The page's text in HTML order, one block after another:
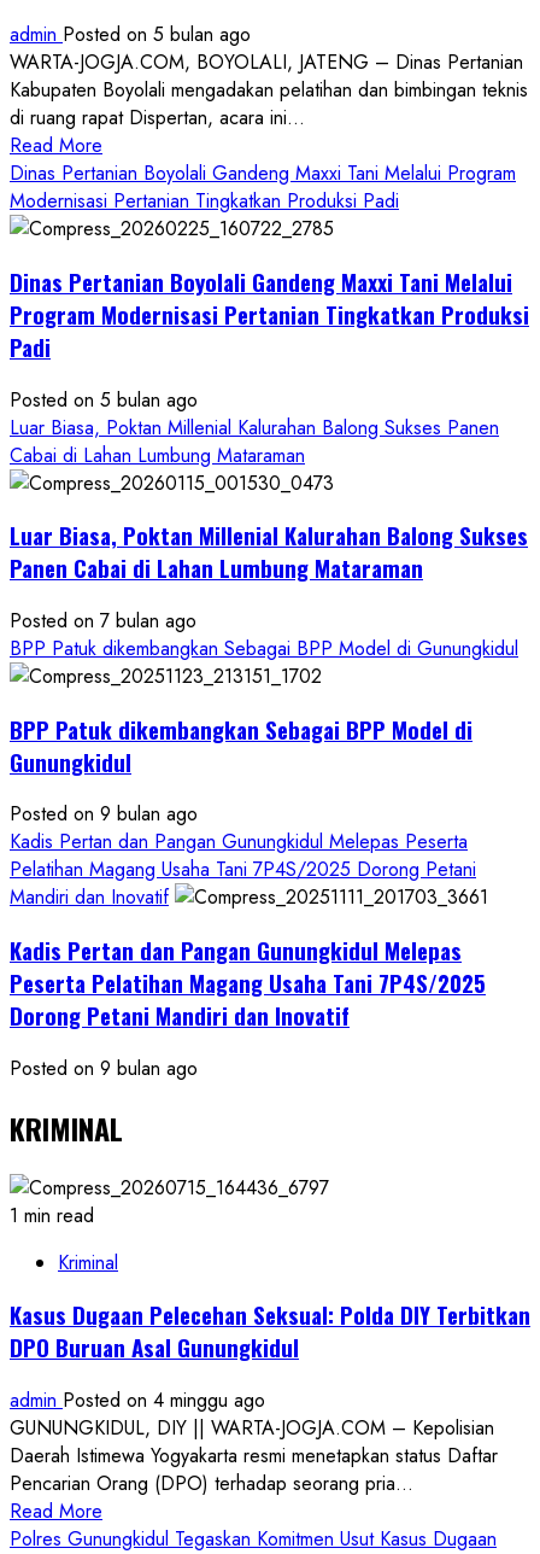
admin Posted on 5 bulan ago
WARTA-JOGJA.COM, BOYOLALI, JATENG – Dinas Pertanian
Kabupaten Boyolali mengadakan pelatihan dan bimbingan teknis
di ruang rapat Dispertan, acara ini...
Read More
more
about
Dinas
Boyolali
Gelar
Singkong
Wujudkan
Ketahanan
Pangan
Petani
Dinas Pertanian Boyolali Gandeng Maxxi Tani Melalui Program
Modernisasi Pertanian Tingkatkan Produksi Padi
Dinas Pertanian Boyolali Gandeng Maxxi Tani Melalui
Program Modernisasi Pertanian Tingkatkan Produksi
Padi
Posted on 5 bulan ago
Luar Biasa, Poktan Millenial Kalurahan Balong Sukses Panen
Cabai di Lahan Lumbung Mataraman
Luar Biasa, Poktan Millenial Kalurahan Balong Sukses
Panen Cabai di Lahan Lumbung Mataraman
Posted on 7 bulan ago
BPP Patuk dikembangkan Sebagai BPP Model di Gunungkidul
BPP Patuk dikembangkan Sebagai BPP Model di
Gunungkidul
Posted on 9 bulan ago
Kadis Pertan dan Pangan Gunungkidul Melepas Peserta
Pelatihan Magang Usaha Tani 7P4S/2025 Dorong Petani
Mandiri dan Inovatif
Kadis Pertan dan Pangan Gunungkidul Melepas
Peserta Pelatihan Magang Usaha Tani 7P4S/2025
Dorong Petani Mandiri dan Inovatif
Posted on 9 bulan ago
KRIMINAL
1 min read
Kriminal
Kasus Dugaan Pelecehan Seksual: Polda DIY Terbitkan
DPO Buruan Asal Gunungkidul
admin Posted on 4 minggu ago
GUNUNGKIDUL, DIY || WARTA-JOGJA.COM – Kepolisian
Daerah Istimewa Yogyakarta resmi menetapkan status Daftar
Pencarian Orang (DPO) terhadap seorang pria...
Read More
more
Polres Gunungkidul Tegaskan Komitmen Usut Kasus Dugaan